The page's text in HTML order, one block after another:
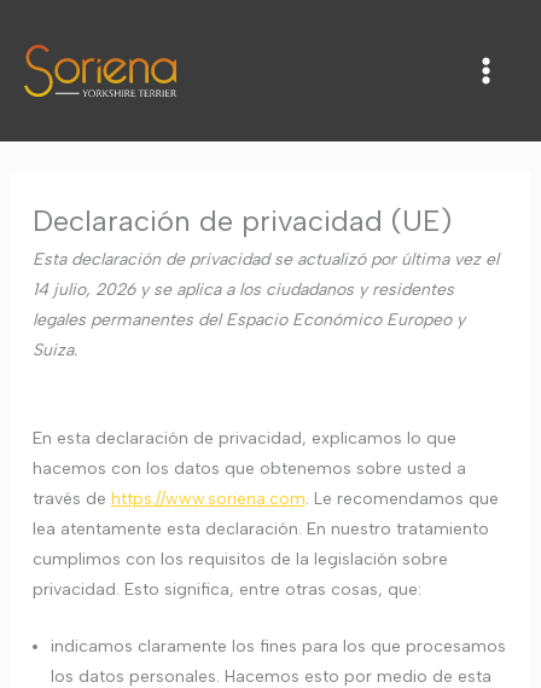
contenido
Declaración de privacidad (UE)
Esta declaración de privacidad se actualizó por última vez el
14 julio, 2026 y se aplica a los ciudadanos y residentes
legales permanentes del Espacio Económico Europeo y
Suiza.
En esta declaración de privacidad, explicamos lo que
hacemos con los datos que obtenemos sobre usted a
través de https://www.soriena.com. Le recomendamos que
lea atentamente esta declaración. En nuestro tratamiento
cumplimos con los requisitos de la legislación sobre
privacidad. Esto significa, entre otras cosas, que:
indicamos claramente los fines para los que procesamos
los datos personales. Hacemos esto por medio de esta